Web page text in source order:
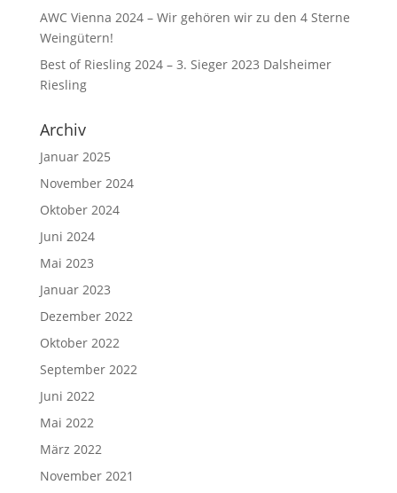
AWC Vienna 2024 – Wir gehören wir zu den 4 Sterne
Weingütern!
Best of Riesling 2024 – 3. Sieger 2023 Dalsheimer
Riesling
Archiv
Januar 2025
November 2024
Oktober 2024
Juni 2024
Mai 2023
Januar 2023
Dezember 2022
Oktober 2022
September 2022
Juni 2022
Mai 2022
März 2022
November 2021